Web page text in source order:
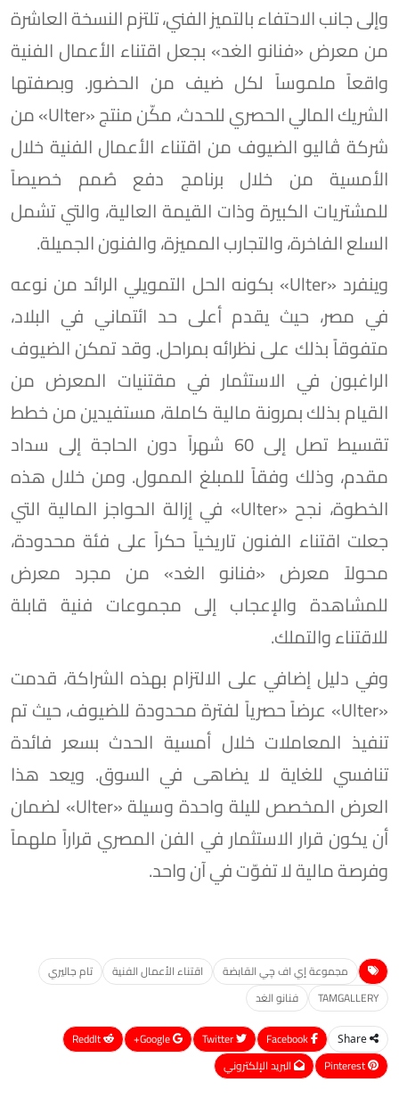
وإلى جانب الاحتفاء بالتميز الفني، تلتزم النسخة العاشرة
من معرض «فنانو الغد» بجعل اقتناء الأعمال الفنية
واقعاً ملموساً لكل ضيف من الحضور. وبصفتها
الشريك المالي الحصري للحدث، مكّن منتج «Ulter» من
شركة ڤاليو الضيوف من اقتناء الأعمال الفنية خلال
الأمسية من خلال برنامج دفع صُمم خصيصاً
للمشتريات الكبيرة وذات القيمة العالية، والتي تشمل
السلع الفاخرة، والتجارب المميزة، والفنون الجميلة.
وينفرد «Ulter» بكونه الحل التمويلي الرائد من نوعه
في مصر، حيث يقدم أعلى حد ائتماني في البلاد،
متفوقاً بذلك على نظرائه بمراحل. وقد تمكن الضيوف
الراغبون في الاستثمار في مقتنيات المعرض من
القيام بذلك بمرونة مالية كاملة، مستفيدين من خطط
تقسيط تصل إلى 60 شهراً دون الحاجة إلى سداد
مقدم، وذلك وفقاً للمبلغ الممول. ومن خلال هذه
الخطوة، نجح «Ulter» في إزالة الحواجز المالية التي
جعلت اقتناء الفنون تاريخياً حكراً على فئة محدودة،
محولاً معرض «فنانو الغد» من مجرد معرض
للمشاهدة والإعجاب إلى مجموعات فنية قابلة
للاقتناء والتملك.
وفي دليل إضافي على الالتزام بهذه الشراكة، قدمت
«Ulter» عرضاً حصرياً لفترة محدودة للضيوف، حيث تم
تنفيذ المعاملات خلال أمسية الحدث بسعر فائدة
تنافسي للغاية لا يضاهى في السوق. ويعد هذا
العرض المخصص لليلة واحدة وسيلة «Ulter» لضمان
أن يكون قرار الاستثمار في الفن المصري قراراً ملهماً
وفرصة مالية لا تفوّت في آن واحد.
مجموعة إي اف چي القابضة اقتناء الأعمال الفنية
تام جاليري
TAMGALLERY
فنانو الغد
Share
Google+
ReddIt
Pinterest
البريد الإلكتروني